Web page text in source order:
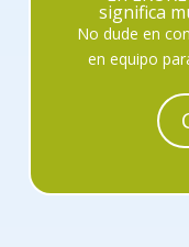
significa
No dude en
en equipo